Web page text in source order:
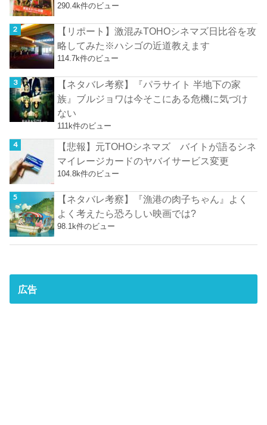
290.4k件のビュー
【リポート】激混みTOHOシネマズ日比谷を攻
略してみた※ハシゴの近道教えます
114.7k件のビュー
【ネタバレ考察】『パラサイト 半地下の家
族』ブルジョワは今そこにある危機に気づけ
ない
111k件のビュー
【悲報】元TOHOシネマズ バイトが語るシネ
マイレージカードのヤバイサービス変更
104.8k件のビュー
【ネタバレ考察】『漁港の肉子ちゃん』よく
よく考えたら恐ろしい映画では?
98.1k件のビュー
広告